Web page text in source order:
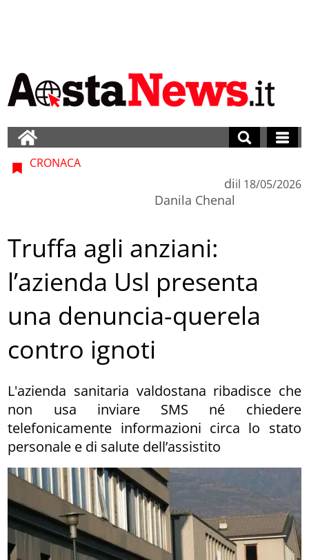
CRONACA
di
Danila Chenal
il 18/05/2026
Truffa agli anziani:
l’azienda Usl presenta
una denuncia-querela
contro ignoti
L'azienda sanitaria valdostana ribadisce che
non usa inviare SMS né chiedere
telefonicamente informazioni circa lo stato
personale e di salute dell’assistito